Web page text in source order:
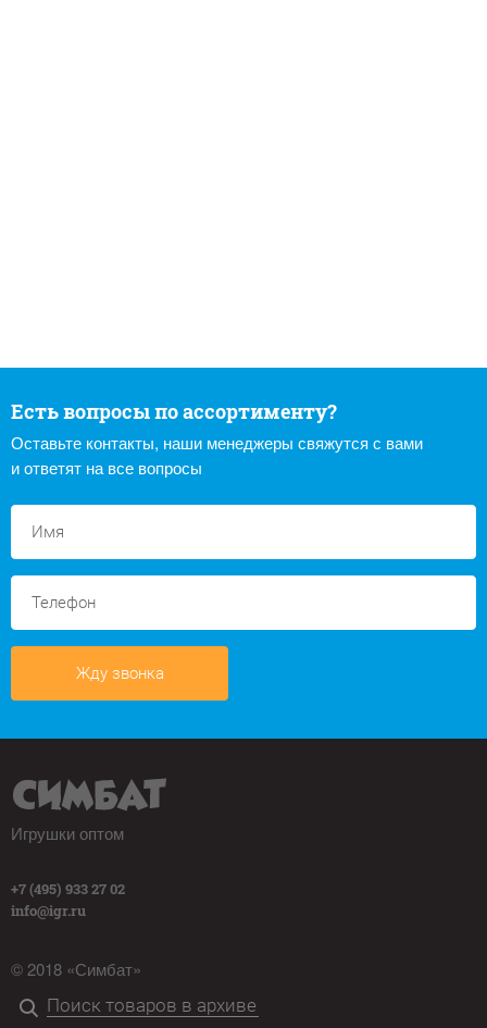
Есть вопросы по ассортименту?
Оставьте контакты, наши менеджеры свяжутся с вами
и ответят на все вопросы
Жду звонка
Игрушки оптом
+7 (495) 933 27 02
info@igr.ru
© 2018 «Симбат»